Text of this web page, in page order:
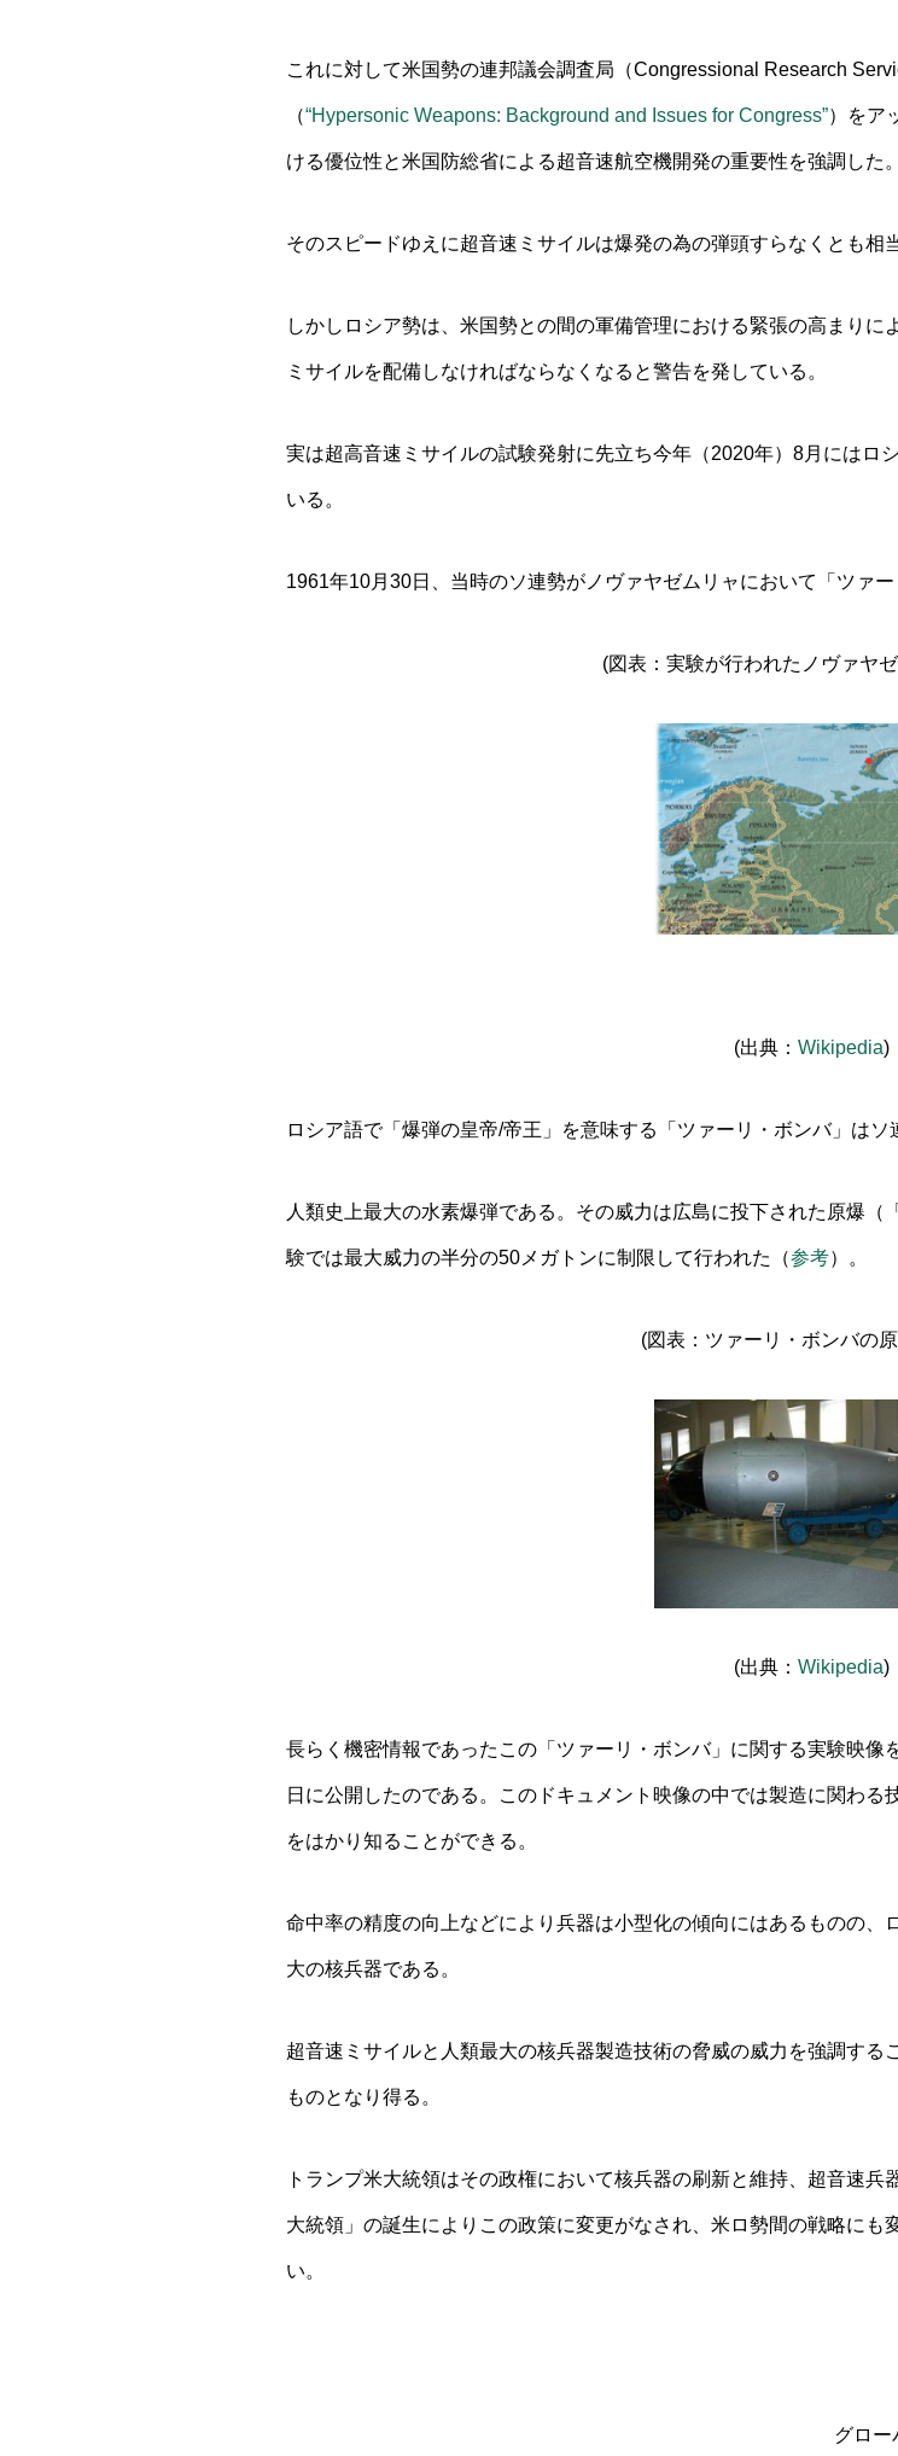
これに対して米国勢の連邦議会調査局（Congressional Research
（“Hypersonic Weapons: Background and Issues for Congress”）をア
ける優位性と米国防総省による超音速航空機開発の重要性を強調した。
そのスピードゆえに超音速ミサイルは爆発の為の弾頭すらなくとも相
しかしロシア勢は、米国勢との間の軍備管理における緊張の高まり
ミサイルを配備しなければならなくなると警告を発している。
実は超高音速ミサイルの試験発射に先立ち今年（2020年）8月にはロ
いる。
1961年10月30日、当時のソ連勢がノヴァヤゼムリャにおいて「ツァ
(図表：実験が行われたノヴァヤ
(出典： Wikipedia)
ロシア語で「爆弾の皇帝/帝王」を意味する「ツァーリ・ボンバ」はソ
人類史上最大の水素爆弾である。その威力は広島に投下された原爆
験では最大威力の半分の50メガトンに制限して行われた（参考）。
(図表：ツァーリ・ボンバの
(出典： Wikipedia)
長らく機密情報であったこの「ツァーリ・ボンバ」に関する実験映
日に公開したのである。このドキュメント映像の中では製造に関わ
をはかり知ることができる。
命中率の精度の向上などにより兵器は小型化の傾向にはあるものの
大の核兵器である。
超音速ミサイルと人類最大の核兵器製造技術の脅威の威力を強調する
ものとなり得る。
トランプ米大統領はその政権において核兵器の刷新と維持、超音速兵
大統領」の誕生によりこの政策に変更がなされ、米ロ勢間の戦略にも
い。
グロ